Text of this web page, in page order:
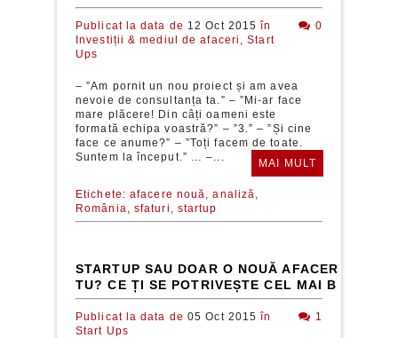
Publicat la data de 12 Oct 2015 în
Investiții & mediul de afaceri,
Start
Ups
0
– ”Am pornit un nou proiect și am avea
nevoie de consultanța ta.” – ”Mi-ar face
mare plăcere! Din câți oameni este
formată echipa voastră?” – ”3.” – ”Și cine
face ce anume?” – ”Toți facem de toate.
Suntem la început.” … –...
MAI MULT
Etichete: afacere nouă,
analiză,
România,
sfaturi, startup
STARTUP SAU DOAR O NOUĂ AFACERE: CINE
TU? CE ȚI SE POTRIVEȘTE CEL MAI BINE?
Publicat la data de 05 Oct 2015 în
Start Ups
1